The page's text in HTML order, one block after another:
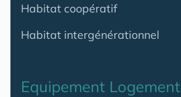
Habitat coopératif
Habitat intergénérationnel
Equipement Logement